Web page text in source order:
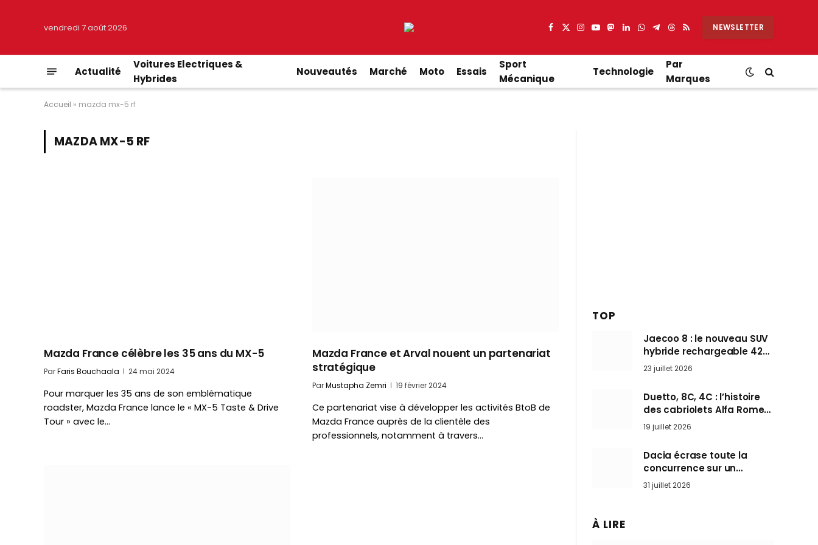
vendredi 7 août 2026 Facebook
X
Instagram
YouTube
Mastodon
LinkedIn
WhatsApp
Partager
Telegram
Threads
RSS NEWSLETTER
Actualité
Voitures Electriques &
Hybrides
Nouveautés Marché Moto Essais
Sport
Mécanique
Technologie
Par
Marques
Accueil » mazda mx-5 rf
MAZDA MX-5 RF
Mazda France célèbre les 35 ans du MX-5
ParFaris Bouchaala 24 mai 2024
Pour marquer les 35 ans de son emblématique
roadster, Mazda France lance le « MX-5 Taste & Drive
Tour » avec le…
Mazda France et Arval nouent un partenariat
stratégique
ParMustapha Zemri 19 février 2024
Ce partenariat vise à développer les activités BtoB de
Mazda France auprès de la clientèle des
professionnels, notamment à travers…
TOP
Jaecoo 8 : le nouveau SUV
hybride rechargeable 428
ch qui vise l’Audi Q7 arrive
en Europe cet automne
23 juillet 2026
Duetto, 8C, 4C : l’histoire
des cabriolets Alfa Romeo,
ces Spider qui ont défini
l’art de rouler cheveux au
vent
19 juillet 2026
Dacia écrase toute la
concurrence sur un
marché où personne ne
l’attendait
31 juillet 2026
À LIRE